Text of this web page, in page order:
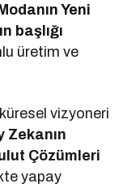
Yeni
başlığı
üretim ve
vizyoneri
Zekanın
Çözümleri
yapay